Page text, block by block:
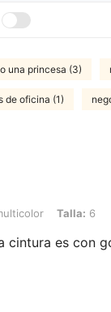
una princesa (3)
de oficina (1)
Talla: 6 Talla: 6
cintura es con